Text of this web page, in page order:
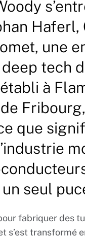
Haferl,
une
tech
à
que
seul
fabriquer des
s’est transformé